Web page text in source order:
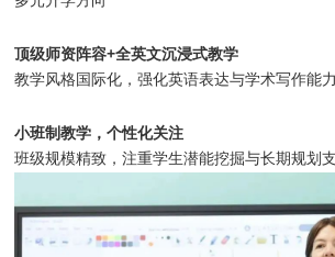
顶级师资阵容+全英文沉浸式教学
教学风格国际化，强化英语表达与学术写作能力
小班制教学，个性化关注
班级规模精致，注重学生潜能挖掘与长期规划